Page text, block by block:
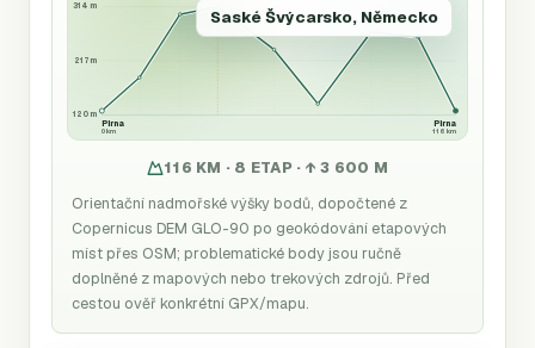
Saské Švýcarsko, Německo
314 m
217 m
120 m
Pirna
0 km
Pirna
116 km
116 KM · 8 ETAP · ↑ 3 600 M
Orientační nadmořské výšky bodů, dopočtené z
Copernicus DEM GLO-90 po geokódování etapových
míst přes OSM; problematické body jsou ručně
doplněné z mapových nebo trekových zdrojů. Před
cestou ověř konkrétní GPX/mapu.